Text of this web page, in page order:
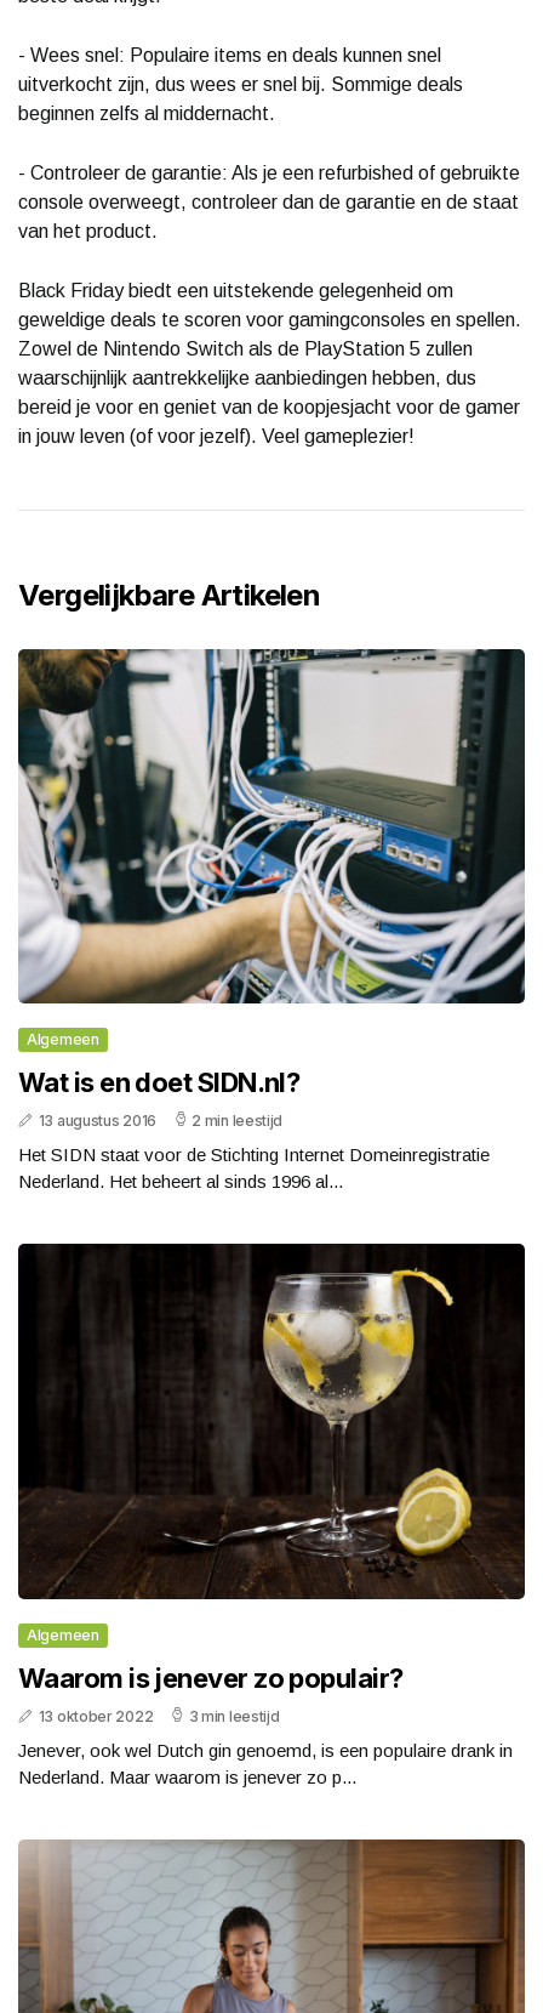
- Wees snel: Populaire items en deals kunnen snel
uitverkocht zijn, dus wees er snel bij. Sommige deals
beginnen zelfs al middernacht.
- Controleer de garantie: Als je een refurbished of gebruikte
console overweegt, controleer dan de garantie en de staat
van het product.
Black Friday biedt een uitstekende gelegenheid om
geweldige deals te scoren voor gamingconsoles en spellen.
Zowel de Nintendo Switch als de PlayStation 5 zullen
waarschijnlijk aantrekkelijke aanbiedingen hebben, dus
bereid je voor en geniet van de koopjesjacht voor de gamer
in jouw leven (of voor jezelf). Veel gameplezier!
Vergelijkbare Artikelen
Algemeen
Wat is en doet SIDN.nl?
13 augustus 2016 2 min leestijd
Het SIDN staat voor de Stichting Internet Domeinregistratie
Nederland. Het beheert al sinds 1996 al...
Algemeen
Waarom is jenever zo populair?
13 oktober 2022 3 min leestijd
Jenever, ook wel Dutch gin genoemd, is een populaire drank in
Nederland. Maar waarom is jenever zo p...